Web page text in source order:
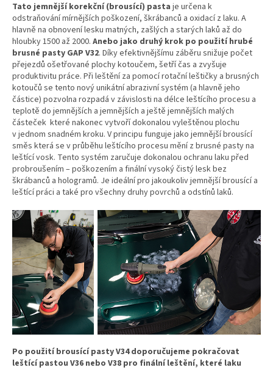
Tato jemnější korekční (brousící) pasta je určena k
odstraňování mírnějších poškození, škrábanců a oxidací z laku. A
hlavně na obnovení lesku matných, zašlých a starých laků až do
hloubky 1500 až 2000. Anebo jako druhý krok po použití hrubé
brusné pasty GAP V32. Díky efektivnějšímu záběru snižuje počet
přejezdů ošetřované plochy kotoučem, šetří čas a zvyšuje
produktivitu práce. Při leštění za pomocí rotační leštičky a brusných
kotoučů se tento nový unikátní abrazivní systém (a hlavně jeho
částice) pozvolna rozpadá v závislosti na délce leštícího procesu a
teplotě do jemnějších a jemnějších a ještě jemnějších malých
částeček které nakonec vytvoří dokonalou vyleštěnou plochu
v jednom snadném kroku. V principu funguje jako jemnější brousící
směs která se v průběhu leštícího procesu mění z brusné pasty na
leštící vosk. Tento systém zaručuje dokonalou ochranu laku před
probroušením – poškozením a finální vysoký čistý lesk bez
škrábanců a hologramů. Je ideální pro jakoukoliv jemnější brousící a
leštící práci a také pro všechny druhy povrchů a odstínů laků.
Po použití brousící pasty V34 doporučujeme pokračovat
leštící pastou V36 nebo V38 pro finální leštění, které laku